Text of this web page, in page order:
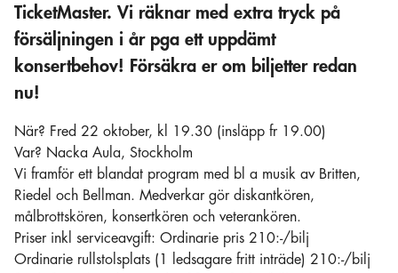
TicketMaster. Vi räknar med extra tryck på
försäljningen i år pga ett uppdämt
konsertbehov! Försäkra er om biljetter redan
nu!
När? Fred 22 oktober, kl 19.30 (insläpp fr 19.00)
Var? Nacka Aula, Stockholm
Vi framför ett blandat program med bl a musik av Britten,
Riedel och Bellman. Medverkar gör diskantkören,
målbrottskören, konsertkören och veterankören.
Priser inkl serviceavgift: Ordinarie pris 210:-/bilj
Ordinarie rullstolsplats (1 ledsagare fritt inträde) 210:-/bilj